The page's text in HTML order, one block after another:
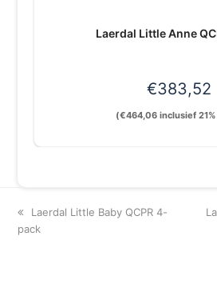
Laerdal Little Anne
€383,52
(€464,06 inclusief 21%
previous
post:
Laerdal Little Baby QCPR 4-
pack